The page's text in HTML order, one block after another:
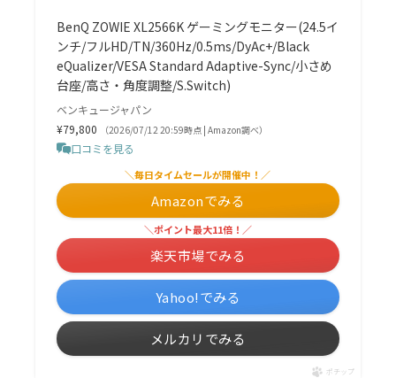
BenQ ZOWIE XL2566K ゲーミングモニター(24.5イ
ンチ/フルHD/TN/360Hz/0.5ms/DyAc+/Black
eQualizer/VESA Standard Adaptive-Sync/小さめ
台座/高さ・角度調整/S.Switch)
ベンキュージャパン
¥79,800
（2026/07/12 20:59時点 | Amazon調べ）
口コミを見る
＼毎日タイムセールが開催中！／
Amazonでみる
＼ポイント最大11倍！／
楽天市場でみる
Yahoo!でみる
メルカリでみる
ポチップ